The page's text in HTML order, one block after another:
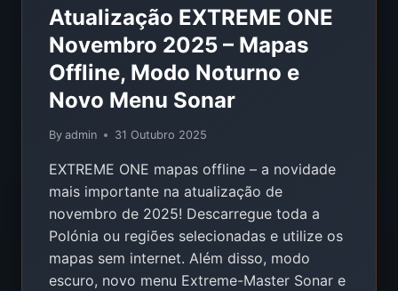
KHZ
VS
200
KHZ
Atualização EXTREME ONE
Novembro 2025 – Mapas
Offline, Modo Noturno e
Novo Menu Sonar
By admin 31 Outubro 2025
EXTREME ONE mapas offline – a novidade
mais importante na atualização de
novembro de 2025! Descarregue toda a
Polónia ou regiões selecionadas e utilize os
mapas sem internet. Além disso, modo
escuro, novo menu Extreme-Master Sonar e